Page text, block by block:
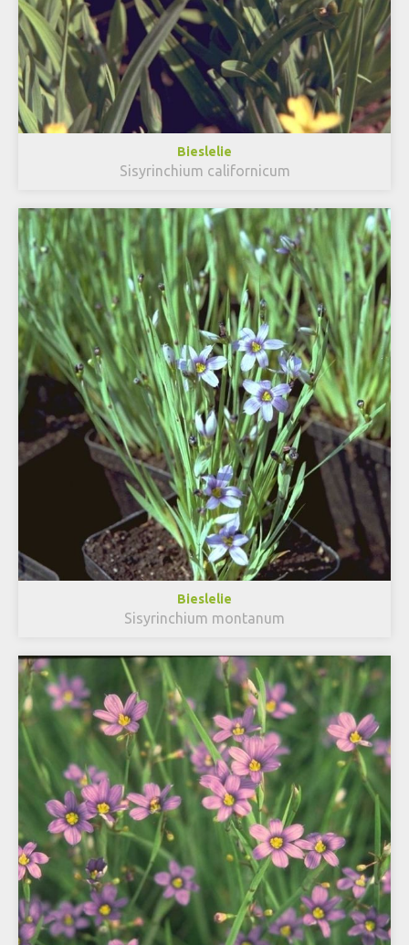
Bieslelie
Sisyrinchium californicum
Bieslelie
Sisyrinchium montanum